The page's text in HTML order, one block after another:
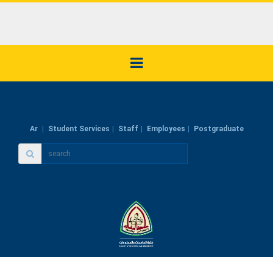
Ar Student Services Staff Employees Postgraduate